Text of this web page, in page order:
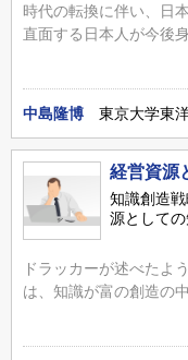
時代の転換に伴い、日
直面する日本人が今後
中島隆博 東京大学東
経営資源
知識創造
源として
ドラッカーが述べたよ
は、知識が富の創造の